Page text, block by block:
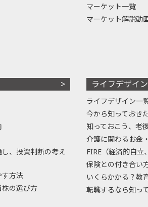
マーケット一覧
マーケット解説動
し、投資判断の考え
方法
株の選び方
ライフデザイン
ライフデザイン一
今から知っておき
知っておこう、老
介護に関わるお金
FIRE（経済的自立
保険との付き合い
いくらかかる？教
転職するなら知っ